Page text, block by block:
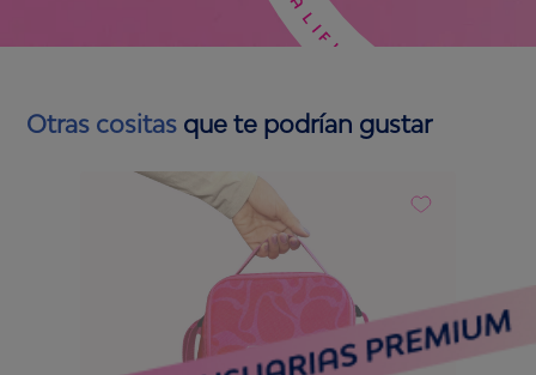
Otras cositas que te podrían gustar